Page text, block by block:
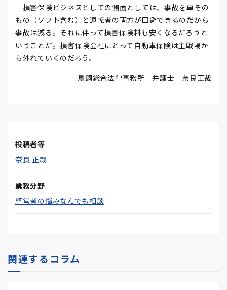
損害保険ビジネスとしての側面としては、事故を車その
もの（ソフト含む）と運転者の両方が回避できるのだから
事故は減る。それに伴って損害保険料も安くなるだろうと
いうことだ。損害保険会社にとって自動車保険は主戦場か
ら外れていくのだろう。
鳥飼総合法律事務所 弁護士 奈良正哉
投稿者等
奈良 正哉
業務分野
経営者の悩みなんでも相談
関連するコラム